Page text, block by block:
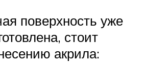
поверхность уже
стоит
акрила: